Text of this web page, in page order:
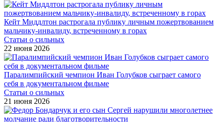
Кейт Миддлтон растрогала публику личным пожертвованием
мальчику-инвалиду, встреченному в горах
Статьи о сильных
22 июня 2026
Паралимпийский чемпион Иван Голубков сыграет самого
себя в документальном фильме
Статьи о сильных
21 июня 2026